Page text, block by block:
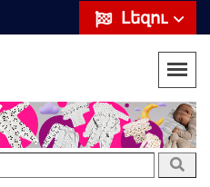
Լեզու